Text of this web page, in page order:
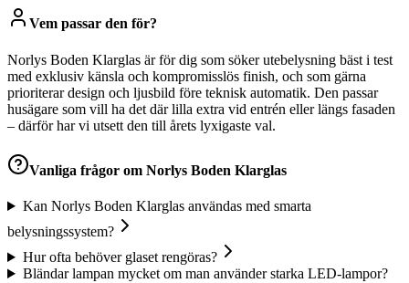
Vem passar den för?
Norlys Boden Klarglas är för dig som söker utebelysning bäst i test
med exklusiv känsla och kompromisslös finish, och som gärna
prioriterar design och ljusbild före teknisk automatik. Den passar
husägare som vill ha det där lilla extra vid entrén eller längs fasaden
– därför har vi utsett den till årets lyxigaste val.
Vanliga frågor om Norlys Boden Klarglas
Kan Norlys Boden Klarglas användas med smarta
belysningssystem?
Hur ofta behöver glaset rengöras?
Bländar lampan mycket om man använder starka LED-lampor?